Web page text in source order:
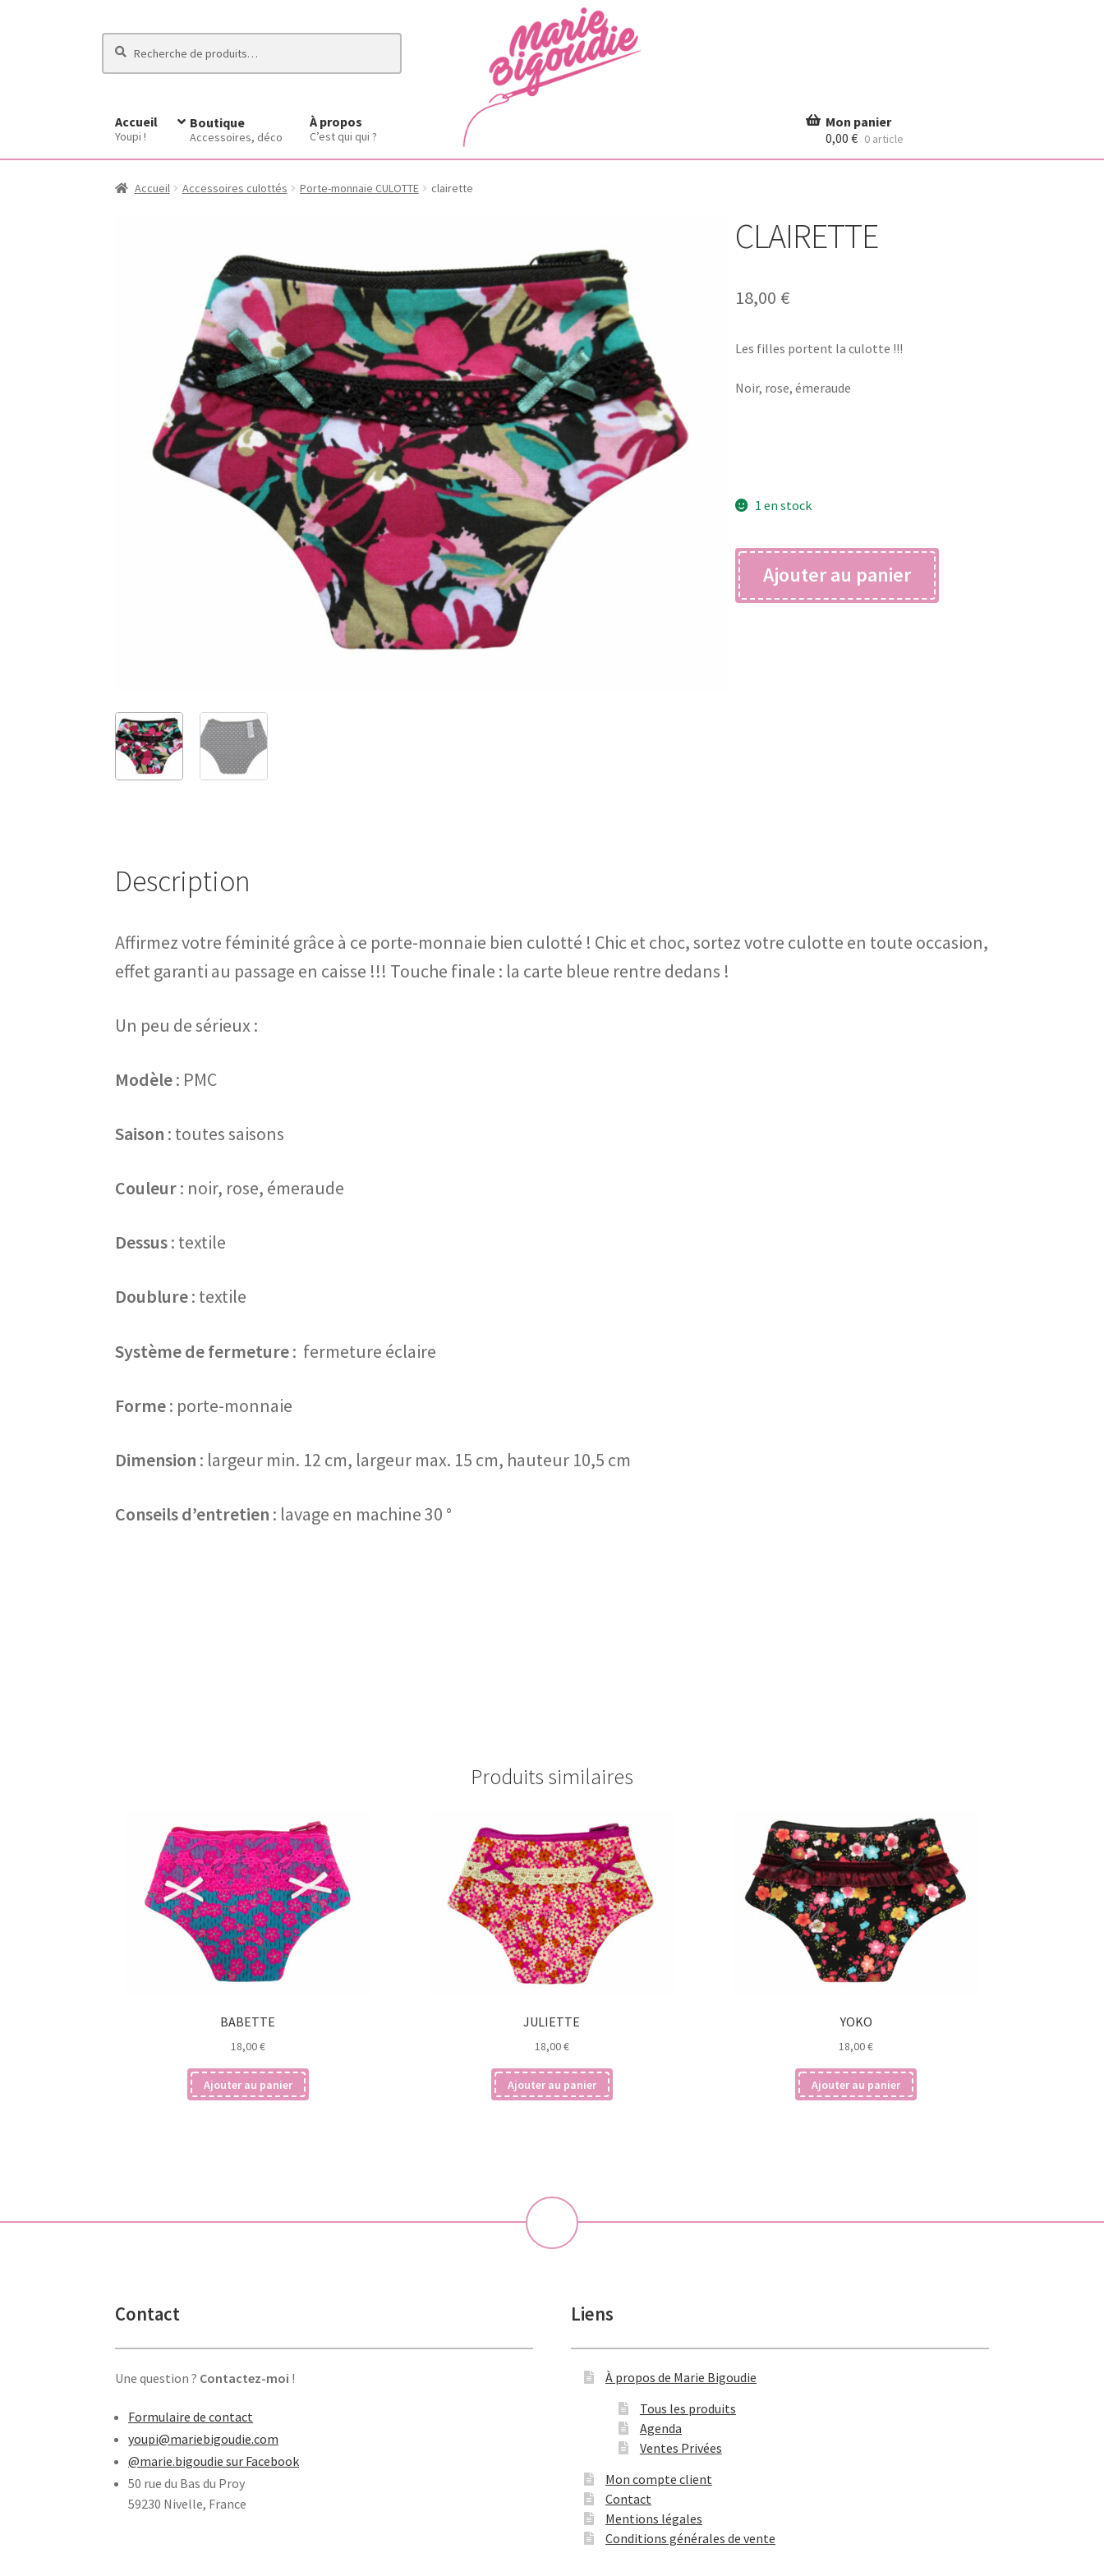
pour :
Accueil
Youpi !
Boutique
Accessoires, déco
À propos
C’est qui qui ? 0,00 € 0 article
Accueil Accessoires culottés Porte-monnaie CULOTTE clairette
CLAIRETTE
18,00 €
Les filles portent la culotte !!!
Noir, rose, émeraude
1 en stock
quantité
de
clairette
Ajouter au panier
Description
Affirmez votre féminité grâce à ce porte-monnaie bien culotté ! Chic et choc, sortez votre culotte en toute occasion,
effet garanti au passage en caisse !!! Touche finale : la carte bleue rentre dedans !
Un peu de sérieux :
Modèle: PMC
Saison : toutes saisons
Couleur: noir, rose, émeraude
Dessus: textile
Doublure: textile
Système de fermeture: fermeture éclaire
Forme: porte-monnaie
Dimension : largeur min. 12 cm, largeur max. 15 cm, hauteur 10,5 cm
Conseils d’entretien : lavage en machine 30 °
Produits similaires
BABETTE
18,00€
Ajouter au panier
JULIETTE
18,00€
Ajouter au panier
YOKO
18,00€
Ajouter au panier
Contact
Une question ? Contactez-moi !
Formulaire de contact
youpi@mariebigoudie.com
@marie.bigoudie sur Facebook
50 rue du Bas du Proy
59230 Nivelle, France
Liens
À propos de Marie Bigoudie
Tous les produits
Agenda
Ventes Privées
Mon compte client
Contact
Mentions légales
Conditions générales de vente